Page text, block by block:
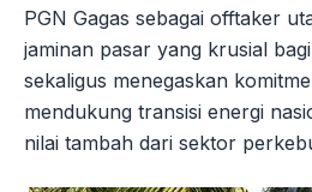
PGN Gagas sebagai offtaker
jaminan pasar yang krusial
sekaligus menegaskan
mendukung transisi energi
nilai tambah dari sektor